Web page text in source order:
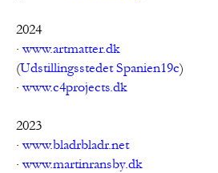
2024
· www.artmatter.dk
(Udstillingsstedet Spanien19c)
· www.c4projects.dk
2023
· www.bladrbladr.net
· www.martinransby.dk